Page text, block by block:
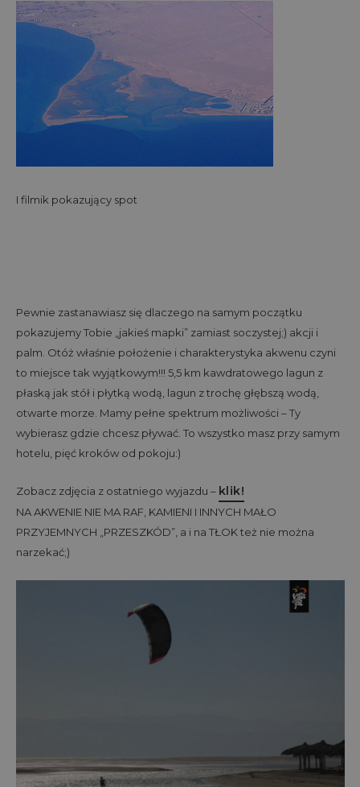
I filmik pokazujący spot
Pewnie zastanawiasz się dlaczego na samym początku
pokazujemy Tobie „jakieś mapki” zamiast soczystej;) akcji i
palm. Otóż właśnie położenie i charakterystyka akwenu czyni
to miejsce tak wyjątkowym!!! 5,5 km kawdratowego lagun z
płaską jak stół i płytką wodą, lagun z trochę głębszą wodą,
otwarte morze. Mamy pełne spektrum możliwości – Ty
wybierasz gdzie chcesz pływać. To wszystko masz przy samym
hotelu, pięć kroków od pokoju:)
Zobacz zdjęcia z ostatniego wyjazdu – klik!
NA AKWENIE NIE MA RAF, KAMIENI I INNYCH MAŁO
PRZYJEMNYCH „PRZESZKÓD”, a i na TŁOK też nie można
narzekać;)